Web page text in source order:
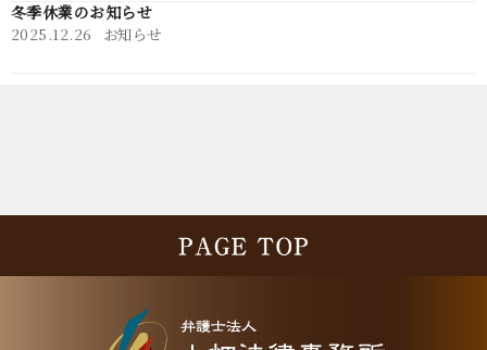
2025.12.26 お知らせ
冬季休業のお知らせ